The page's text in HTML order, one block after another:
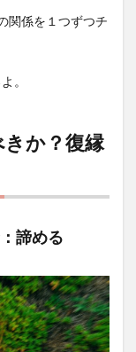
関係を１つずつチ
。
か？復縁
諦める